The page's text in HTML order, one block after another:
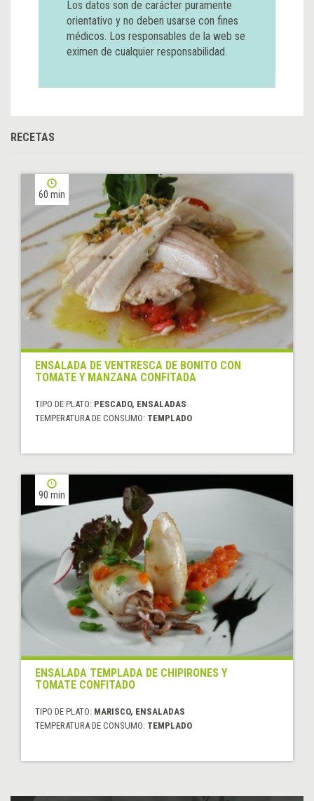
Los datos son de carácter puramente
orientativo y no deben usarse con fines
médicos. Los responsables de la web se
eximen de cualquier responsabilidad.
RECETAS
60 min
ENSALADA DE VENTRESCA DE BONITO CON
TOMATE Y MANZANA CONFITADA
TIPO DE PLATO: PESCADO, ENSALADAS
TEMPERATURA DE CONSUMO: TEMPLADO
90 min
ENSALADA TEMPLADA DE CHIPIRONES Y
TOMATE CONFITADO
TIPO DE PLATO: MARISCO, ENSALADAS
TEMPERATURA DE CONSUMO: TEMPLADO